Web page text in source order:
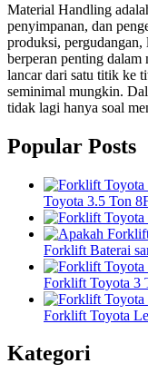
Material Handling
penyimpanan, dan
produksi,
berperan penting dalam
lancar dari satu titik ke
seminimal mungkin.
tidak lagi hanya soal
Popular Posts
Toyota 3.5 Ton
Forklift Baterai
Forklift Toyota 3
Forklift Toyota
Kategori